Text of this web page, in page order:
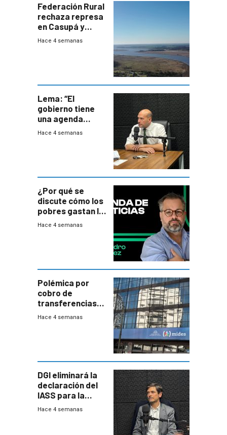
Federación Rural
rechaza represa
en Casupá y
firma demanda
Hace 4 semanas
Lema: “El
gobierno tiene
una agenda
destructiva”
Hace 4 semanas
¿Por qué se
discute cómo los
pobres gastan la
plata?
Hace 4 semanas
Polémica por
cobro de
transferencias
del Mides en
Hace 4 semanas
DGI eliminará la
declaración del
IASS para la
mayoría de los
Hace 4 semanas